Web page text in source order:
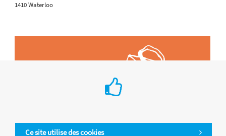
Ce site utilise des cookies
1410 Waterloo